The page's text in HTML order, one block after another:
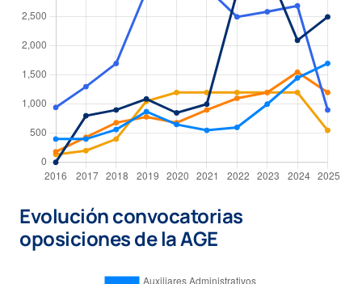
Evolución convocatorias
oposiciones de la AGE